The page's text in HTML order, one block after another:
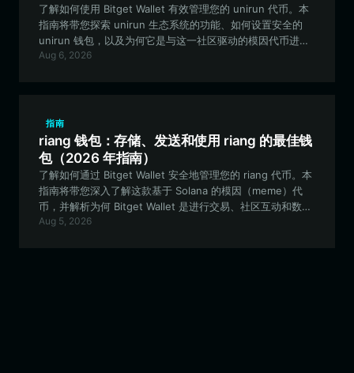
了解如何使用 Bitget Wallet 有效管理您的 unirun 代币。本
指南将带您探索 unirun 生态系统的功能、如何设置安全的
unirun 钱包，以及为何它是与这一社区驱动的模因代币进行
交互的首选。
Aug 6, 2026
指南
riang 钱包：存储、发送和使用 riang 的最佳钱
包（2026 年指南）
了解如何通过 Bitget Wallet 安全地管理您的 riang 代币。本
指南将带您深入了解这款基于 Solana 的模因（meme）代
币，并解析为何 Bitget Wallet 是进行交易、社区互动和数字
资产收藏的理想选择。
Aug 5, 2026